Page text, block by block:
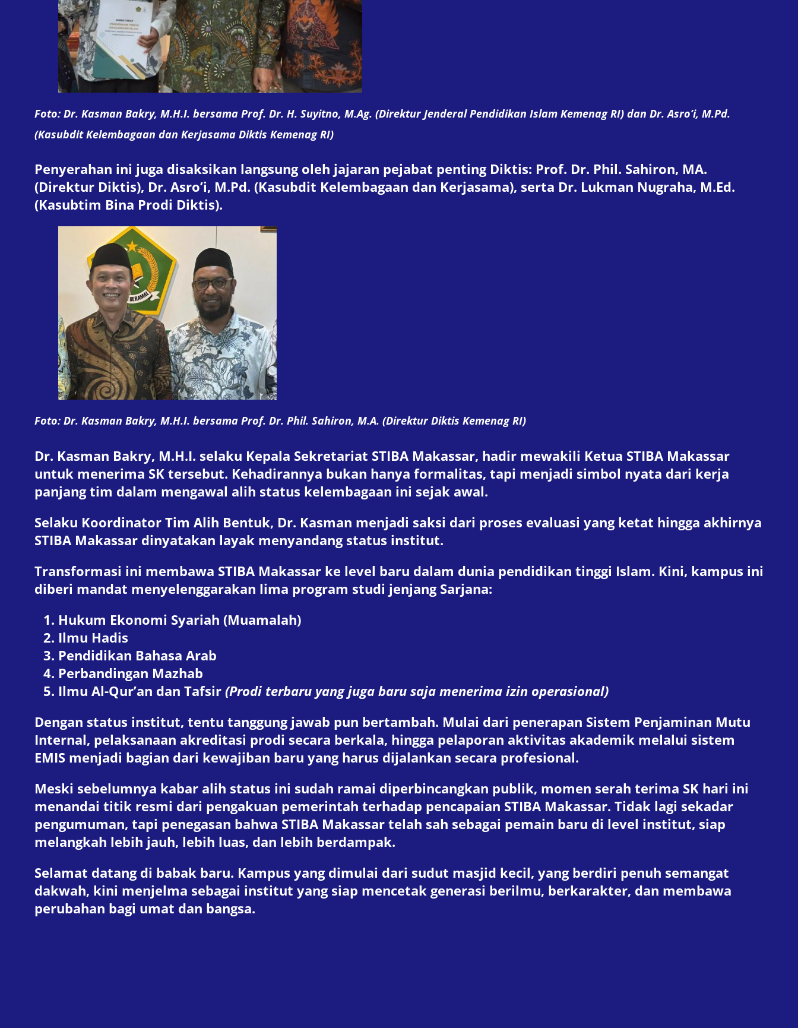
Foto: Dr. Kasman Bakry, M.H.I. bersama Prof. Dr. H. Suyitno, M.Ag. (Direktur Jenderal Pendidikan Islam Kemenag RI) dan Dr. Asro’i, M.Pd.
(Kasubdit Kelembagaan dan Kerjasama Diktis Kemenag RI)
Penyerahan ini juga disaksikan langsung oleh jajaran pejabat penting Diktis: Prof. Dr. Phil. Sahiron, MA.
(Direktur Diktis), Dr. Asro’i, M.Pd. (Kasubdit Kelembagaan dan Kerjasama), serta Dr. Lukman Nugraha, M.Ed.
(Kasubtim Bina Prodi Diktis).
Foto: Dr. Kasman Bakry, M.H.I. bersama Prof. Dr. Phil. Sahiron, M.A. (Direktur Diktis Kemenag RI)
Dr. Kasman Bakry, M.H.I. selaku Kepala Sekretariat STIBA Makassar, hadir mewakili Ketua STIBA Makassar
untuk menerima SK tersebut. Kehadirannya bukan hanya formalitas, tapi menjadi simbol nyata dari kerja
panjang tim dalam mengawal alih status kelembagaan ini sejak awal.
Selaku Koordinator Tim Alih Bentuk, Dr. Kasman menjadi saksi dari proses evaluasi yang ketat hingga akhirnya
STIBA Makassar dinyatakan layak menyandang status institut.
Transformasi ini membawa STIBA Makassar ke level baru dalam dunia pendidikan tinggi Islam. Kini, kampus ini
diberi mandat menyelenggarakan lima program studi jenjang Sarjana:
Hukum Ekonomi Syariah (Muamalah)
Ilmu Hadis
Pendidikan Bahasa Arab
Perbandingan Mazhab
Ilmu Al-Qur’an dan Tafsir (Prodi terbaru yang juga baru saja menerima izin operasional)
Dengan status institut, tentu tanggung jawab pun bertambah. Mulai dari penerapan Sistem Penjaminan Mutu
Internal, pelaksanaan akreditasi prodi secara berkala, hingga pelaporan aktivitas akademik melalui sistem
EMIS menjadi bagian dari kewajiban baru yang harus dijalankan secara profesional.
Meski sebelumnya kabar alih status ini sudah ramai diperbincangkan publik, momen serah terima SK hari ini
menandai titik resmi dari pengakuan pemerintah terhadap pencapaian STIBA Makassar. Tidak lagi sekadar
pengumuman, tapi penegasan bahwa STIBA Makassar telah sah sebagai pemain baru di level institut, siap
melangkah lebih jauh, lebih luas, dan lebih berdampak.
Selamat datang di babak baru. Kampus yang dimulai dari sudut masjid kecil, yang berdiri penuh semangat
dakwah, kini menjelma sebagai institut yang siap mencetak generasi berilmu, berkarakter, dan membawa
perubahan bagi umat dan bangsa.